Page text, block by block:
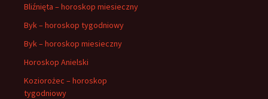
Bliźnięta – horoskop miesieczny
Byk – horoskop tygodniowy
Byk – horoskop miesieczny
Horoskop Anielski
Koziorożec – horoskop
tygodniowy